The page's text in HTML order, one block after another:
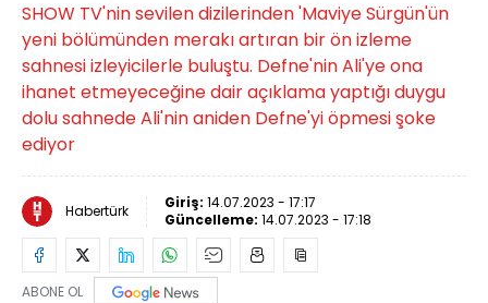
SHOW TV'nin sevilen dizilerinden 'Maviye Sürgün'ün
yeni bölümünden merakı artıran bir ön izleme
sahnesi izleyicilerle buluştu. Defne'nin Ali'ye ona
ihanet etmeyeceğine dair açıklama yaptığı duygu
dolu sahnede Ali'nin aniden Defne'yi öpmesi şoke
ediyor
Habertürk Giriş: 14.07.2023 - 17:17
Güncelleme: 14.07.2023 - 17:18
ABONE OL